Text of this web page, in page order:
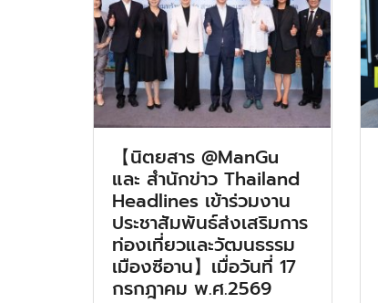
【นิตยสาร @ManGu
และ สำนักข่าว Thailand
Headlines เข้าร่วมงาน
ประชาสัมพันธ์ส่งเสริมการ
ท่องเที่ยวและวัฒนธรรม
เมืองซีอาน】เมื่อวันที่ 17
กรกฎาคม พ.ศ.2569